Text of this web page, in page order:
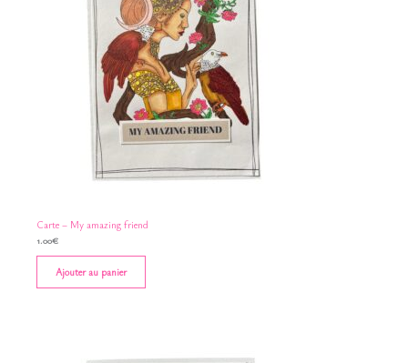
Carte – My amazing friend
1.00€
Ajouter au panier